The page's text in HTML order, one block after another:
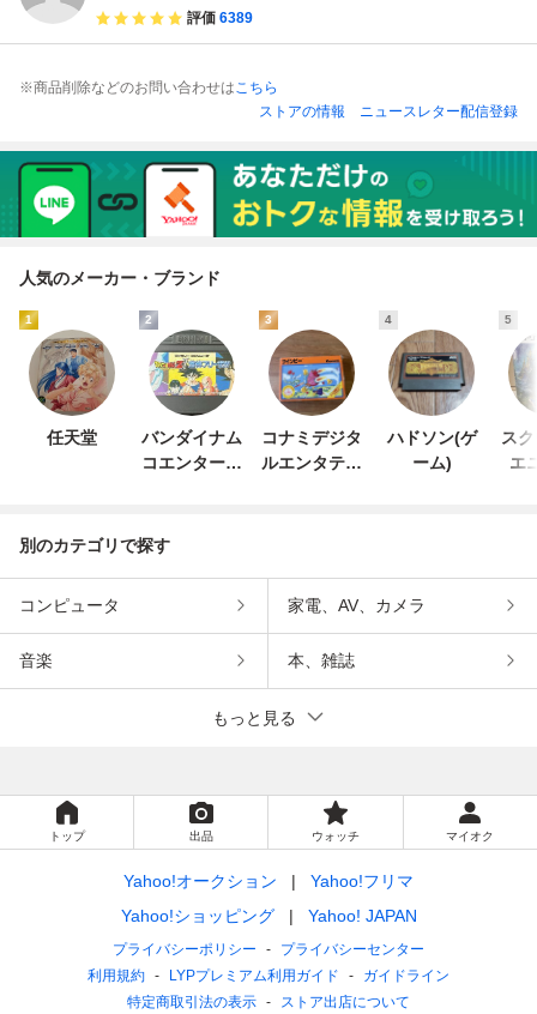
評価 6389
※商品削除などのお問い合わせはこちら
ストアの情報
ニュースレター配信登録
人気のメーカー・ブランド
1
任天堂
2
バンダイナム
コエンターテ
3
コナミデジタ
ルエンタテイ
4
ハドソン(ゲ
ーム)
5
ス
エ
別のカテゴリで探す
コンピュータ 家電、AV、カメラ
音楽 本、雑誌
もっと見る
トップ 出品 ウォッチ マイオク
Yahoo!オークション
Yahoo!フリマ
Yahoo!ショッピング
Yahoo! JAPAN
プライバシーポリシー
プライバシーセンター
利用規約
LYPプレミアム利用ガイド
ガイドライン
特定商取引法の表示
ストア出店について